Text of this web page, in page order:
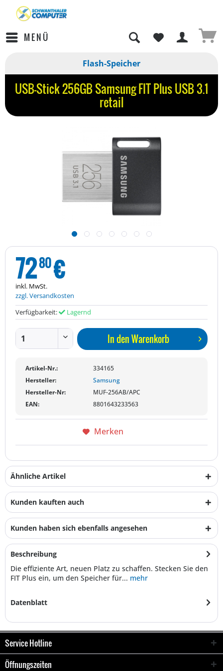
MENÜ
Flash-Speicher
USB-Stick 256GB Samsung FIT Plus USB 3.1
retail
7280€
inkl. MwSt.
zzgl. Versandkosten
Verfügbarkeit:
Lagernd
In denWarenkorb
Artikel-Nr.:
334165
Hersteller:
Samsung
Hersteller-Nr:
MUF-256AB/APC
EAN:
8801643233563
Merken
Ähnliche Artikel
Kunden kauften auch
Kunden haben sich ebenfalls angesehen
Beschreibung
Die effiziente Art, neuen Platz zu schaffen. Stecken Sie den
FIT Plus ein, um den Speicher für... mehr
Datenblatt
Service Hotline
Öffnungszeiten